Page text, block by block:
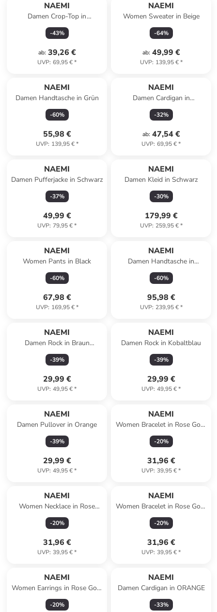
NAEMI
Damen Crop-Top in
ELFENBEIN
-43%
ab: 39,26 €
UVP: 69,95 €*
NAEMI
Women Sweater in Beige
-64%
ab: 49,99 €
UVP: 139,95 €*
NAEMI
Damen Handtasche in Grün
-60%
55,98 €
UVP: 139,95 €*
NAEMI
Damen Cardigan in
SCHWARZ
-32%
ab: 47,54 €
UVP: 69,95 €*
NAEMI
Damen Pufferjacke in Schwarz
-37%
49,99 €
UVP: 79,95 €*
NAEMI
Damen Kleid in Schwarz
-30%
179,99 €
UVP: 259,95 €*
NAEMI
Women Pants in Black
-60%
67,98 €
UVP: 169,95 €*
NAEMI
Damen Handtasche in
Schwarz
-60%
95,98 €
UVP: 239,95 €*
NAEMI
Damen Rock in Braun
Melange
-39%
29,99 €
UVP: 49,95 €*
NAEMI
Damen Rock in Kobaltblau
-39%
29,99 €
UVP: 49,95 €*
NAEMI
Damen Pullover in Orange
-39%
29,99 €
UVP: 49,95 €*
NAEMI
Women Bracelet in Rose Gold
Black
-20%
31,96 €
UVP: 39,95 €*
NAEMI
Women Necklace in Rose
Gold Red
-20%
31,96 €
UVP: 39,95 €*
NAEMI
Women Bracelet in Rose Gold
Turquoise
-20%
31,96 €
UVP: 39,95 €*
NAEMI
Women Earrings in Rose Gold
White
-20%
NAEMI
Damen Cardigan in ORANGE
-33%